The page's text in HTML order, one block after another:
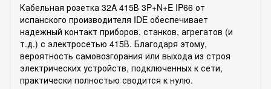
Кабельная розетка 32A 415В 3P+N+E IP66 от
испанского производителя IDE обеспечивает
надежный контакт приборов, станков, агрегатов (и
т.д.) с электросетью 415В. Благодаря этому,
вероятность самовозгорания или выхода из строя
электрических устройств, подключенных к сети,
практически полностью сводится к нулю.